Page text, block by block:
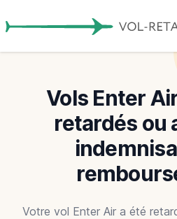
Vols Enter
retardés ou
Votre vol Enter Air a été